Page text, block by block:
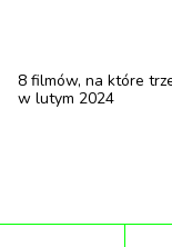
smakiem i nie
8 filmów, na które
w lutym 2024